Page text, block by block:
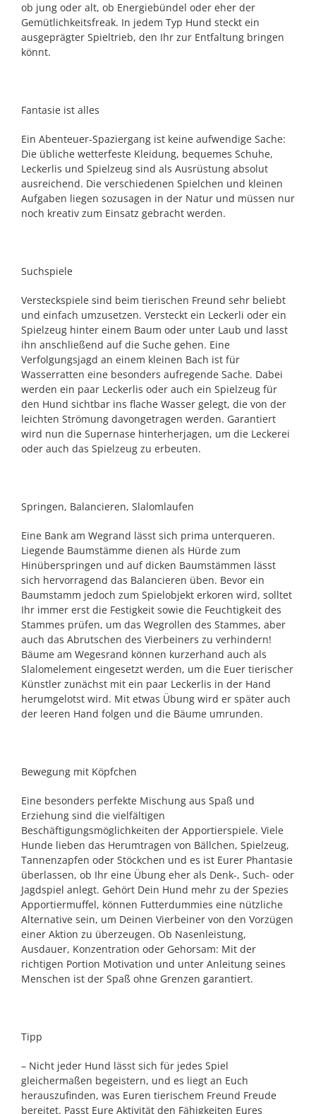
ob jung oder alt, ob Energiebündel oder eher der
Gemütlichkeitsfreak. In jedem Typ Hund steckt ein
ausgeprägter Spieltrieb, den Ihr zur Entfaltung bringen
könnt.
Fantasie ist alles
Ein Abenteuer-Spaziergang ist keine aufwendige Sache:
Die übliche wetterfeste Kleidung, bequemes Schuhe,
Leckerlis und Spielzeug sind als Ausrüstung absolut
ausreichend. Die verschiedenen Spielchen und kleinen
Aufgaben liegen sozusagen in der Natur und müssen nur
noch kreativ zum Einsatz gebracht werden.
Suchspiele
Versteckspiele sind beim tierischen Freund sehr beliebt
und einfach umzusetzen. Versteckt ein Leckerli oder ein
Spielzeug hinter einem Baum oder unter Laub und lasst
ihn anschließend auf die Suche gehen. Eine
Verfolgungsjagd an einem kleinen Bach ist für
Wasserratten eine besonders aufregende Sache. Dabei
werden ein paar Leckerlis oder auch ein Spielzeug für
den Hund sichtbar ins flache Wasser gelegt, die von der
leichten Strömung davongetragen werden. Garantiert
wird nun die Supernase hinterherjagen, um die Leckerei
oder auch das Spielzeug zu erbeuten.
Springen, Balancieren, Slalomlaufen
Eine Bank am Wegrand lässt sich prima unterqueren.
Liegende Baumstämme dienen als Hürde zum
Hinüberspringen und auf dicken Baumstämmen lässt
sich hervorragend das Balancieren üben. Bevor ein
Baumstamm jedoch zum Spielobjekt erkoren wird, solltet
Ihr immer erst die Festigkeit sowie die Feuchtigkeit des
Stammes prüfen, um das Wegrollen des Stammes, aber
auch das Abrutschen des Vierbeiners zu verhindern!
Bäume am Wegesrand können kurzerhand auch als
Slalomelement eingesetzt werden, um die Euer tierischer
Künstler zunächst mit ein paar Leckerlis in der Hand
herumgelotst wird. Mit etwas Übung wird er später auch
der leeren Hand folgen und die Bäume umrunden.
Bewegung mit Köpfchen
Eine besonders perfekte Mischung aus Spaß und
Erziehung sind die vielfältigen
Beschäftigungsmöglichkeiten der Apportierspiele. Viele
Hunde lieben das Herumtragen von Bällchen, Spielzeug,
Tannenzapfen oder Stöckchen und es ist Eurer Phantasie
überlassen, ob Ihr eine Übung eher als Denk-, Such- oder
Jagdspiel anlegt. Gehört Dein Hund mehr zu der Spezies
Apportiermuffel, können Futterdummies eine nützliche
Alternative sein, um Deinen Vierbeiner von den Vorzügen
einer Aktion zu überzeugen. Ob Nasenleistung,
Ausdauer, Konzentration oder Gehorsam: Mit der
richtigen Portion Motivation und unter Anleitung seines
Menschen ist der Spaß ohne Grenzen garantiert.
Tipp
– Nicht jeder Hund lässt sich für jedes Spiel
gleichermaßen begeistern, und es liegt an Euch
herauszufinden, was Euren tierischem Freund Freude
bereitet. Passt Eure Aktivität den Fähigkeiten Eures